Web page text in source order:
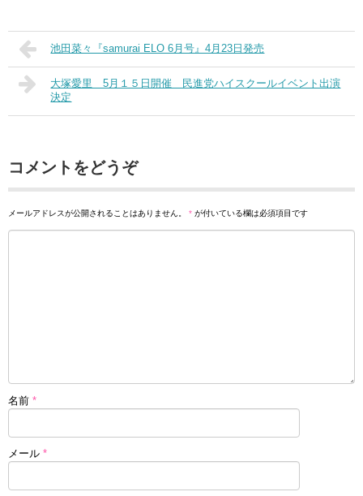
池田菜々『samurai ELO 6月号』4月23日発売
大塚愛里 5月１５日開催 民進党ハイスクールイベント出演
決定
コメントをどうぞ
メールアドレスが公開されることはありません。 * が付いている欄は必須項目です
名前 *
メール *